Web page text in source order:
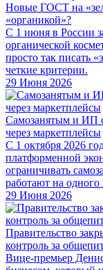
Новые ГОСТ на
«органикой»?
С 1 июня в России
органической
просто так писать
четкие критерии.
29 Июня 2026
Самозанятым и ИП
через маркетплейсы
С 1 октября 2026
платформенной
ограничивать
работают на одного
29 Июня 2026
Правительство
контроль за
Вице-премьер